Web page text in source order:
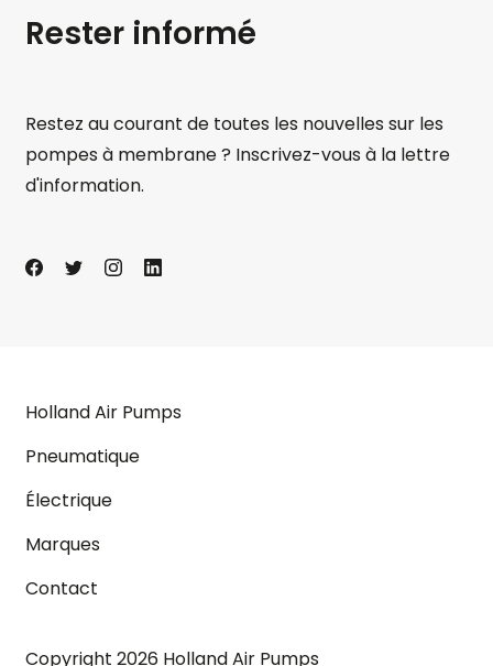
Rester informé
Restez au courant de toutes les nouvelles sur les
pompes à membrane ? Inscrivez-vous à la lettre
d'information.
Copyright 2026 Holland Air Pumps
Holland Air Pumps
Pneumatique
Électrique
Marques
Contact